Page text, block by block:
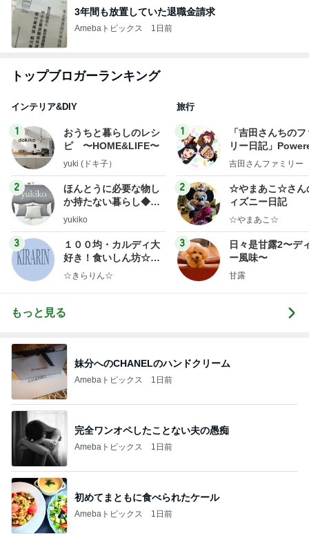
3年間も放置していた退職金請求
Amebaトピックス 1日前
トップブロガーランキング
インテリア&DIY
1
おうちと暮らしのレシ
ピ 〜HOME&LIFE〜
yuki (ドキ子）
2
ほんとうに必要な物し
か持たない暮らし◆Ke
ep Life Simple◆〜イ
yukiko
3
１００均・カルディ大
好き！食いしん坊☆き
らりん☆のブログ
☆きらりん☆
旅行
1
「吉田さんちの
リー日記」
y Ameba 吉田さ
ログ
吉田さんファミリー
2
☆やまあこ☆さん
ィズニー日記
☆やまあこ☆
3
日々是甘露2〜デ
ー風味〜
甘露
もっと見る
妹分へのCHANELのハンドクリーム
Amebaトピックス 1日前
完全ワンオペしたことない夫の愚痴
Amebaトピックス 1日前
初めてまともに食べられたケール
Amebaトピックス 1日前